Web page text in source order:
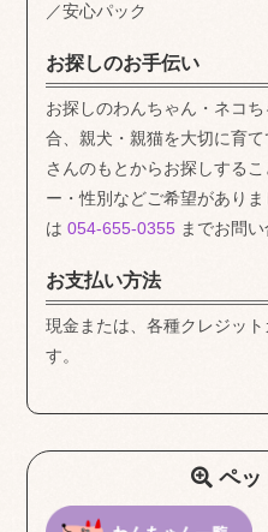
／安心パック
お探しのお手伝い
お探しのわんちゃん・ネコ
合、親犬・親猫を大切に育
さんのもとからお探しする
ー・性別などご希望がありま
は054-655-0355 までお問い
お支払い方法
現金または、各種クレジッ
す。
ペッ